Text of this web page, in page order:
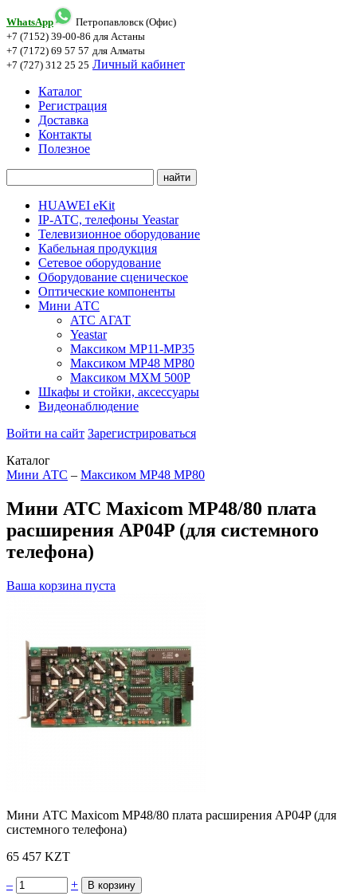
WhatsApp
Петропавловск (Офис)
+7 (7152) 39-00-86 для Астаны
+7 (7172) 69 57 57 для Алматы
+7 (727) 312 25 25 Личный кабинет
Каталог
Регистрация
Доставка
Контакты
Полезное
HUAWEI eKit
IP-АТС, телефоны Yeastar
Телевизионное оборудование
Кабельная продукция
Сетевое оборудование
Оборудование сценическое
Оптические компоненты
Мини АТС
АТС АГАТ
Yeastar
Максиком МР11-MP35
Максиком МР48 MP80
Максиком МХМ 500P
Шкафы и стойки, аксессуары
Видеонаблюдение
Войти на сайт Зарегистрироваться
Каталог
Мини АТС – Максиком МР48 MP80
Мини АТС Maxicom MP48/80 плата
расширения AP04P (для системного
телефона)
Ваша корзина пуста
Мини АТС Maxicom MP48/80 плата расширения AP04P (для
системного телефона)
65 457 KZT
– +